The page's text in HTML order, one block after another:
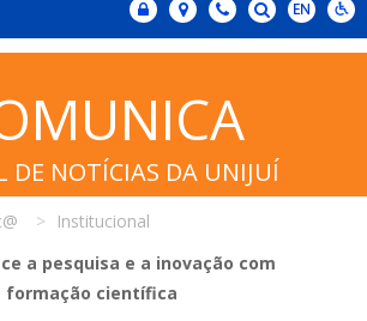
DE NOTÍCIAS DA UNIJUÍ
Institucional
a pesquisa e a inovação com
formação científica